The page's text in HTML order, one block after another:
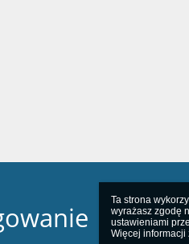
Ta strona
wyrażasz zgodę
ustawieniami
Więcej informacji